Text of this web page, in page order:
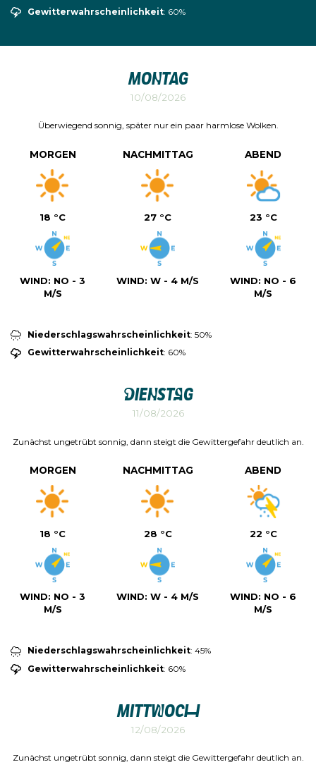
Gewitterwahrscheinlichkeit: 60%
Montag
10/08/2026
Überwiegend sonnig, später nur ein paar harmlose Wolken.
MORGEN
18 °C
WIND: NO - 3
M/S
NACHMITTAG
27 °C
WIND: W - 4 M/S
ABEND
23 °C
WIND: NO - 6
M/S
Niederschlagswahrscheinlichkeit: 50%
Gewitterwahrscheinlichkeit: 60%
Dienstag
11/08/2026
Zunächst ungetrübt sonnig, dann steigt die Gewittergefahr deutlich an.
MORGEN
18 °C
WIND: NO - 3
M/S
NACHMITTAG
28 °C
WIND: W - 4 M/S
ABEND
22 °C
WIND: NO - 6
M/S
Niederschlagswahrscheinlichkeit: 45%
Gewitterwahrscheinlichkeit: 60%
Mittwoch
12/08/2026
Zunächst ungetrübt sonnig, dann steigt die Gewittergefahr deutlich an.